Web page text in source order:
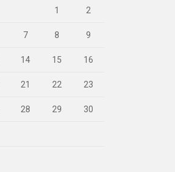
1 2
7 8 9
14 15 16
21 22 23
28 29 30